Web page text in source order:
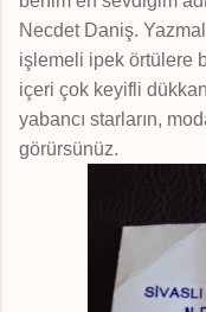
Necdet Daniş.
işlemeli ipek örtülere
içeri çok keyifli
yabancı starların,
görürsünüz.